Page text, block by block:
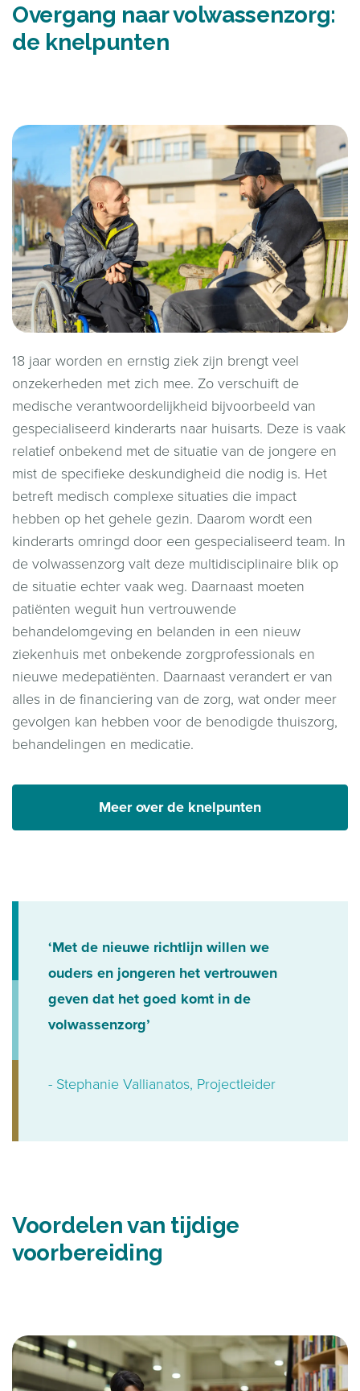
Overgang naar volwassenzorg:
de knelpunten
18 jaar worden en ernstig ziek zijn brengt veel
onzekerheden met zich mee. Zo verschuift de
medische verantwoordelijkheid bijvoorbeeld van
gespecialiseerd kinderarts naar huisarts. Deze is vaak
relatief onbekend met de situatie van de jongere en
mist de specifieke deskundigheid die nodig is. Het
betreft medisch complexe situaties die impact
hebben op het gehele gezin. Daarom wordt een
kinderarts omringd door een gespecialiseerd team. In
de volwassenzorg valt deze multidisciplinaire blik op
de situatie echter vaak weg. Daarnaast moeten
patiënten weguit hun vertrouwende
behandelomgeving en belanden in een nieuw
ziekenhuis met onbekende zorgprofessionals en
nieuwe medepatiënten. Daarnaast verandert er van
alles in de financiering van de zorg, wat onder meer
gevolgen kan hebben voor de benodigde thuiszorg,
behandelingen en medicatie.
Meer over de knelpunten
‘Met de nieuwe richtlijn willen we
ouders en jongeren het vertrouwen
geven dat het goed komt in de
volwassenzorg’
- Stephanie Vallianatos, Projectleider
Voordelen van tijdige
voorbereiding